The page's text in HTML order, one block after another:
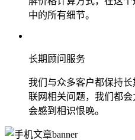
中的所有细节。
长期顾问服务
我们与众多客户都保持
联网相关问题，我们都
会感到相识恨晚。